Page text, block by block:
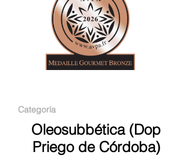
Categoría
Oleosubbética (Dop
Priego de Córdoba)